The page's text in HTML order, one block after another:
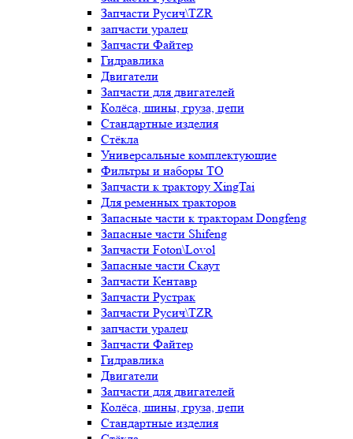
Запчасти Русич\TZR
запчасти уралец
Запчасти Файтер
Гидравлика
Двигатели
Запчасти для двигателей
Колёса, шины, груза, цепи
Стандартные изделия
Стёкла
Универсальные комплектующие
Фильтры и наборы ТО
Запчасти к трактору XingTai
Для ременных тракторов
Запасные части к тракторам Dongfeng
Запасные части Shifeng
Запчасти Foton\Lovol
Запасные части Скаут
Запчасти Кентавр
Запчасти Рустрак
Запчасти Русич\TZR
запчасти уралец
Запчасти Файтер
Гидравлика
Двигатели
Запчасти для двигателей
Колёса, шины, груза, цепи
Стандартные изделия